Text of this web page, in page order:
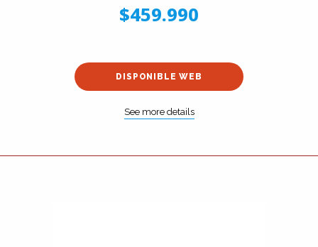
$459.990
DISPONIBLE WEB
See more details